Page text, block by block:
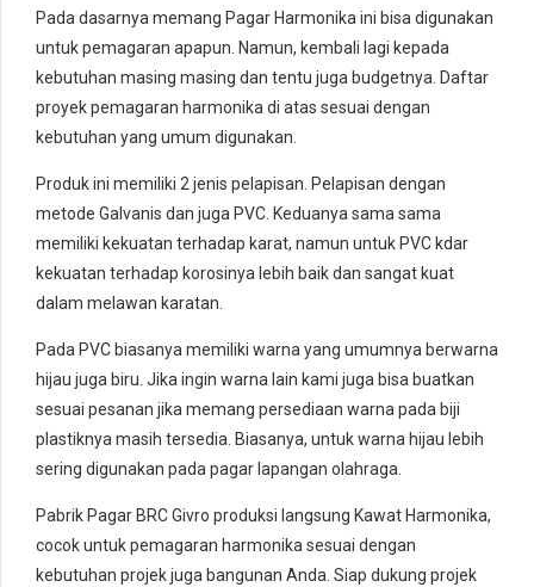
Pada dasarnya memang Pagar Harmonika ini bisa digunakan
untuk pemagaran apapun. Namun, kembali lagi kepada
kebutuhan masing masing dan tentu juga budgetnya. Daftar
proyek pemagaran harmonika di atas sesuai dengan
kebutuhan yang umum digunakan.
Produk ini memiliki 2 jenis pelapisan. Pelapisan dengan
metode Galvanis dan juga PVC. Keduanya sama sama
memiliki kekuatan terhadap karat, namun untuk PVC kdar
kekuatan terhadap korosinya lebih baik dan sangat kuat
dalam melawan karatan.
Pada PVC biasanya memiliki warna yang umumnya berwarna
hijau juga biru. Jika ingin warna lain kami juga bisa buatkan
sesuai pesanan jika memang persediaan warna pada biji
plastiknya masih tersedia. Biasanya, untuk warna hijau lebih
sering digunakan pada pagar lapangan olahraga.
Pabrik Pagar BRC Givro produksi langsung Kawat Harmonika,
cocok untuk pemagaran harmonika sesuai dengan
kebutuhan projek juga bangunan Anda. Siap dukung projek